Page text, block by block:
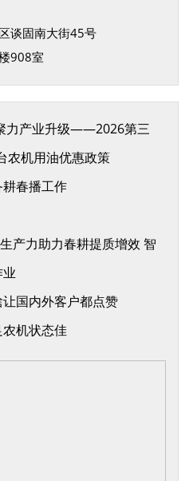
谈固南大街45号
908室
力产业升级——2026第三
业机械展览会
农机用油优惠政策
春播工作
产力助力春耕提质增效 智
国内外客户都点赞
机状态佳